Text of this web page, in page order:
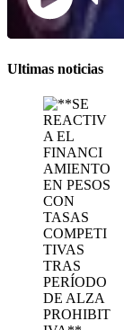
Ultimas noticias